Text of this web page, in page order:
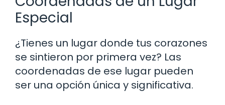
Especial
¿Tienes un lugar donde tus corazones
se sintieron por primera vez? Las
coordenadas de ese lugar pueden
ser una opción única y significativa.